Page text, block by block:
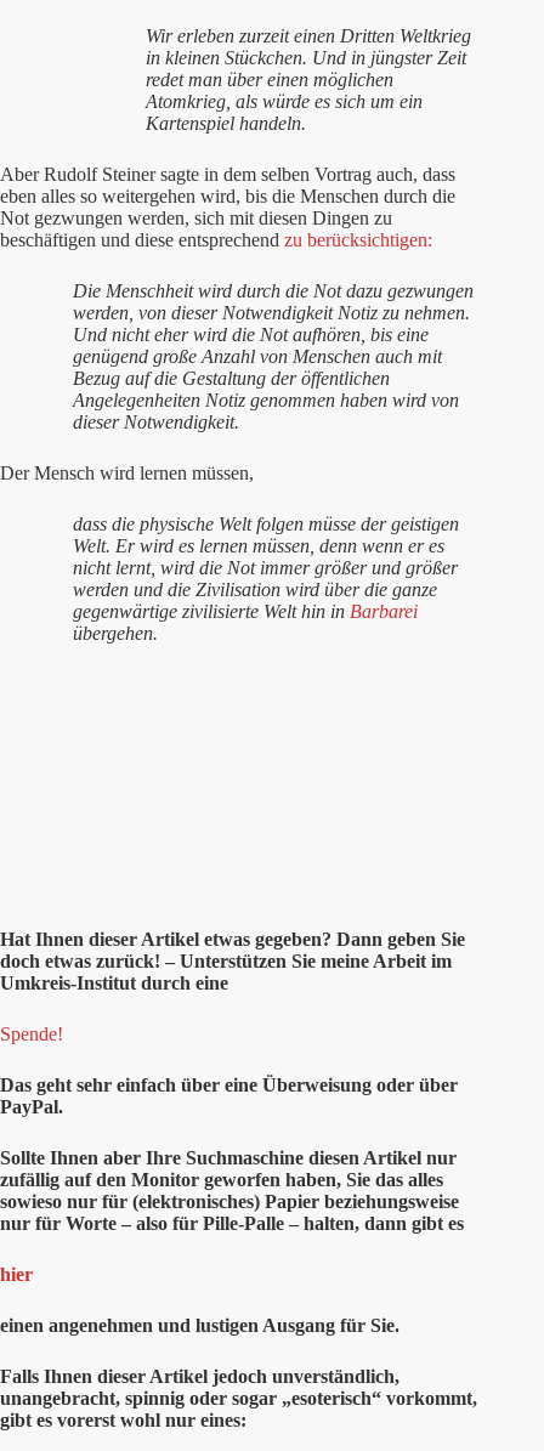
Wir erleben zurzeit einen Dritten Weltkrieg
in kleinen Stückchen. Und in jüngster Zeit
redet man über einen möglichen
Atomkrieg, als würde es sich um ein
Kartenspiel handeln.
Aber Rudolf Steiner sagte in dem selben Vortrag auch, dass
eben alles so weitergehen wird, bis die Menschen durch die
Not gezwungen werden, sich mit diesen Dingen zu
beschäftigen und diese entsprechend zu berücksichtigen:
Die Menschheit wird durch die Not dazu gezwungen
werden, von dieser Notwendigkeit Notiz zu nehmen.
Und nicht eher wird die Not aufhören, bis eine
genügend große Anzahl von Menschen auch mit
Bezug auf die Gestaltung der öffentlichen
Angelegenheiten Notiz genommen haben wird von
dieser Notwendigkeit.
Der Mensch wird lernen müssen,
dass die physische Welt folgen müsse der geistigen
Welt. Er wird es lernen müssen, denn wenn er es
nicht lernt, wird die Not immer größer und größer
werden und die Zivilisation wird über die ganze
gegenwärtige zivilisierte Welt hin in Barbarei
übergehen.
Hat Ihnen dieser Artikel etwas gegeben? Dann geben Sie
doch etwas zurück! – Unterstützen Sie meine Arbeit im
Umkreis-Institut durch eine
Spende!
Das geht sehr einfach über eine Überweisung oder über
PayPal.
Sollte Ihnen aber Ihre Suchmaschine diesen Artikel nur
zufällig auf den Monitor geworfen haben, Sie das alles
sowieso nur für (elektronisches) Papier beziehungsweise
nur für Worte – also für Pille-Palle – halten, dann gibt es
hier
einen angenehmen und lustigen Ausgang für Sie.
Falls Ihnen dieser Artikel jedoch unverständlich,
unangebracht, spinnig oder sogar „esoterisch“ vorkommt,
gibt es vorerst wohl nur eines: